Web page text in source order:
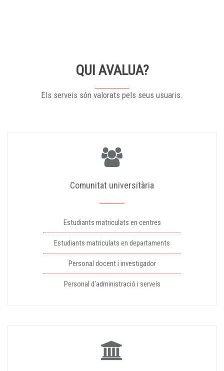
QUI AVALUA?
Els serveis són valorats pels seus usuaris.
Comunitat universitària
Estudiants matriculats en centres
Estudiants matriculats en departaments
Personal docent i investigador
Personal d'administració i serveis